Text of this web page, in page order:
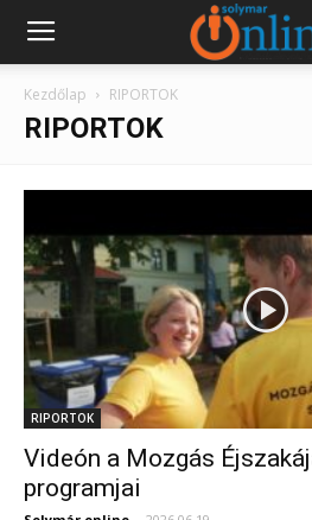
Kezdőlap RIPORTOK
RIPORTOK
RIPORTOK
Videón a Mozgás
programjai